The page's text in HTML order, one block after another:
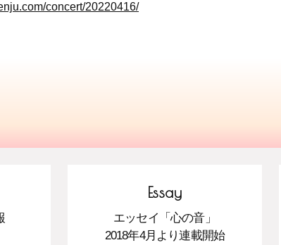
concert/20220416/
Essay
エッセイ「心の音」
2018年4月より連載開始